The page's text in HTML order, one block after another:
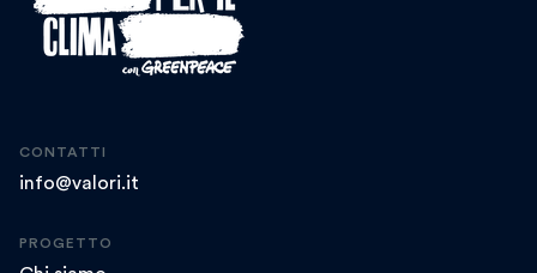
CONTATTI
info@valori.it
PROGETTO